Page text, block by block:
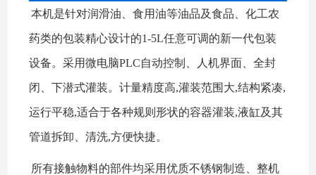
本机是针对润滑油、食用油等油品及食品、化工农
药类的包装精心设计的1-5L任意可调的新一代包装
设备。采用微电脑PLC自动控制、人机界面、全封
闭、下潜式灌装。计量精度高,灌装范围大,结构紧凑,
运行平稳,适合于各种规则形状的容器灌装,液缸及其
管道拆卸、清洗,方便快捷。
所有接触物料的部件均采用优质不锈钢制造、整机